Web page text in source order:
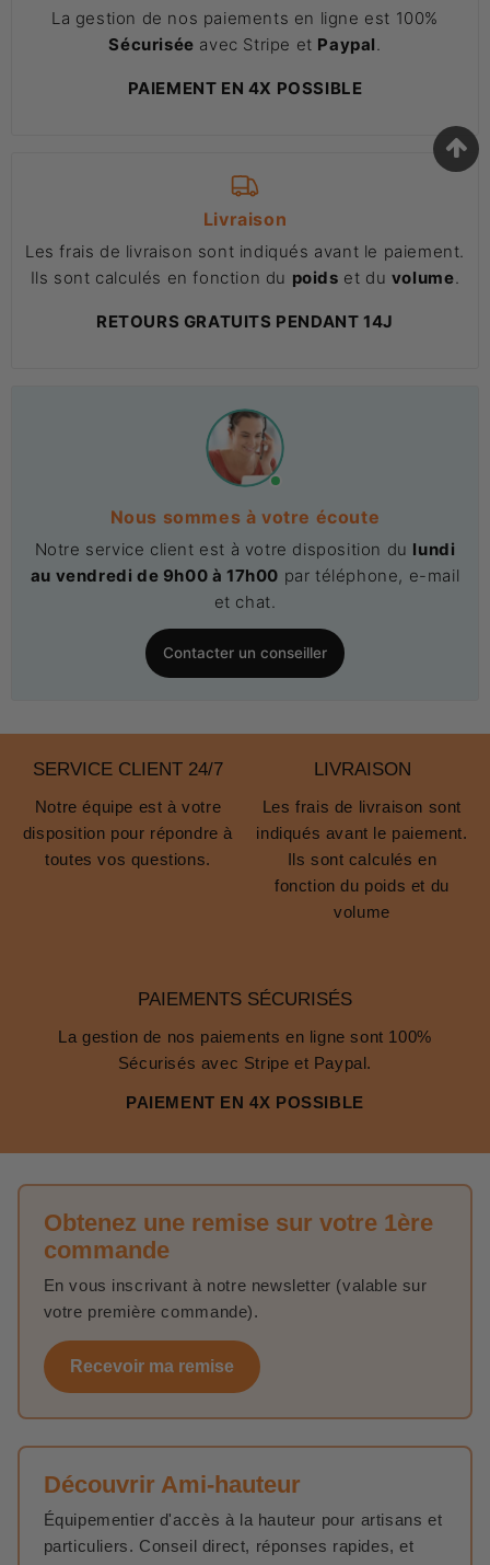
La gestion de nos paiements en ligne est 100%
Sécurisée avec Stripe et Paypal
PAIEMENT EN 4X POSSIBLE
Livraison
Les frais de livraison sont indiqués avant le paiement.
Ils sont calculés en fonction du poids et du volume
RETOURS GRATUITS PENDANT 14J
Nous sommes à votre écoute
Notre service client est à votre disposition du lundi
au vendredi de 9h00 à 17h00 par téléphone, e-mail
et chat.
Contacter un conseiller
SERVICE CLIENT 24/7
Notre équipe est à votre
disposition pour répondre à
toutes vos questions.
LIVRAISON
Les frais de livraison sont
indiqués avant le paiement.
Ils sont calculés en
fonction du poids et du
volume
PAIEMENTS SÉCURISÉS
La gestion de nos paiements en ligne sont 100%
Sécurisés avec Stripe et Paypal.
PAIEMENT EN 4X POSSIBLE
Obtenez une remise sur votre 1ère
commande
En vous inscrivant à notre newsletter (valable sur
votre première commande).
Recevoir ma remise
Découvrir Ami-hauteur
Équipementier d'accès à la hauteur pour artisans et
particuliers. Conseil direct, réponses rapides, et